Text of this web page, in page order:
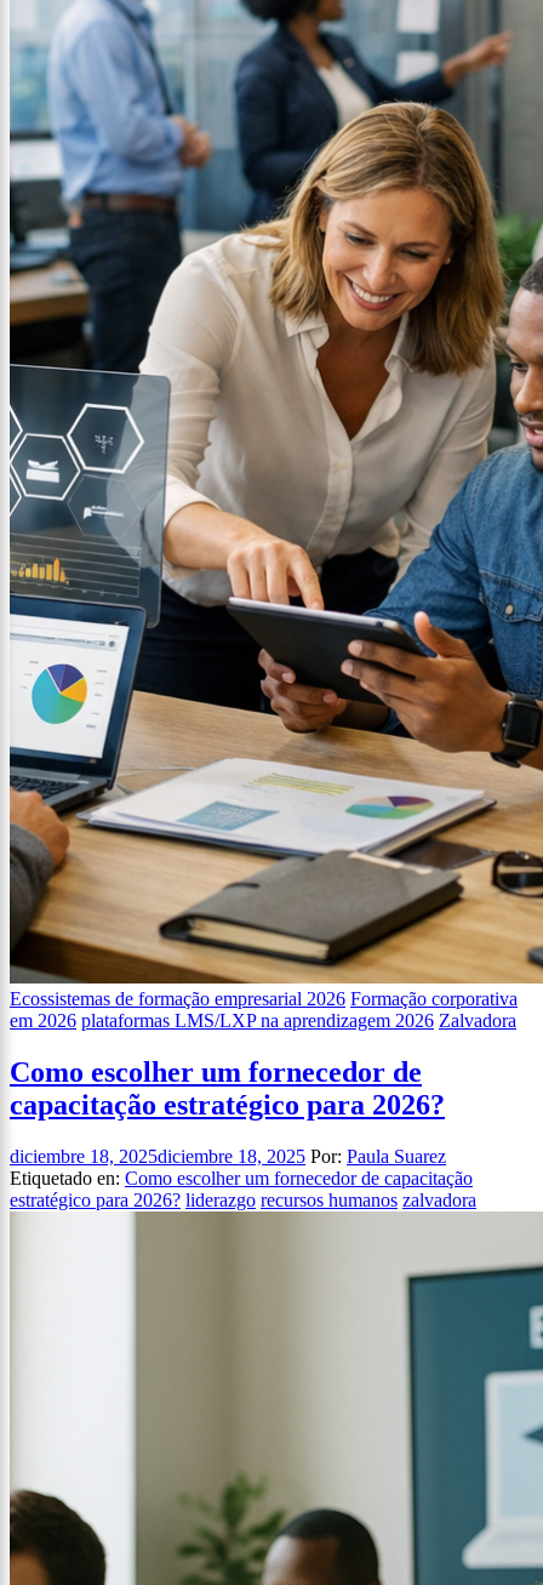
Ecossistemas de formação empresarial 2026 Formação corporativa
em 2026 plataformas LMS/LXP na aprendizagem 2026 Zalvadora
Como escolher um fornecedor de
capacitação estratégico para 2026?
diciembre 18, 2025diciembre 18, 2025 Por: Paula Suarez
Etiquetado en: Como escolher um fornecedor de capacitação
estratégico para 2026? liderazgo recursos humanos zalvadora